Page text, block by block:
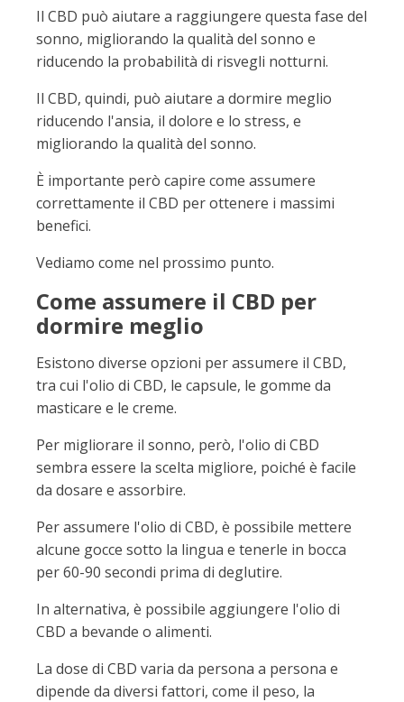
Il CBD può aiutare a raggiungere questa fase del
sonno, migliorando la qualità del sonno e
riducendo la probabilità di risvegli notturni.
Il CBD, quindi, può aiutare a dormire meglio
riducendo l'ansia, il dolore e lo stress, e
migliorando la qualità del sonno.
È importante però capire come assumere
correttamente il CBD per ottenere i massimi
benefici.
Vediamo come nel prossimo punto.
Come assumere il CBD per
dormire meglio
Esistono diverse opzioni per assumere il CBD,
tra cui l'olio di CBD, le capsule, le gomme da
masticare e le creme.
Per migliorare il sonno, però, l'olio di CBD
sembra essere la scelta migliore, poiché è facile
da dosare e assorbire.
Per assumere l'olio di CBD, è possibile mettere
alcune gocce sotto la lingua e tenerle in bocca
per 60-90 secondi prima di deglutire.
In alternativa, è possibile aggiungere l'olio di
CBD a bevande o alimenti.
La dose di CBD varia da persona a persona e
dipende da diversi fattori, come il peso, la